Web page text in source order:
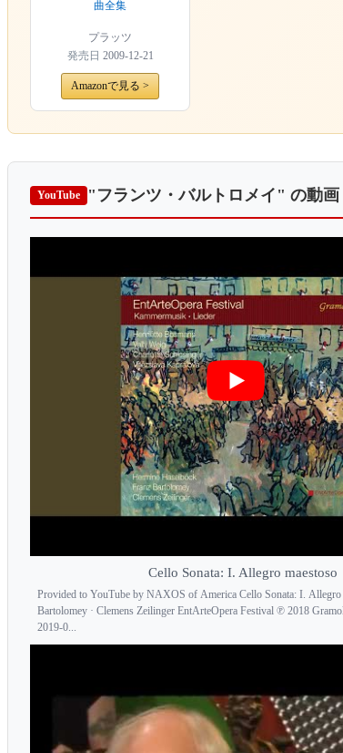
曲全集
プラッツ
発売日 2009-12-21
Amazonで見る >
YouTube "フランツ・バルトロメイ" の動画
Cello Sonata: I. Allegro maestoso
Provided to YouTube by NAXOS of America Cello Sonata: I. Allegro
Bartolomey · Clemens Zeilinger EntArteOpera Festival ℗ 2018
2019-0...